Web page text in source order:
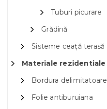
Tuburi picurare
Grădină
Sisteme ceață terasă
Materiale rezidentiale
Bordura delimitatoare
Folie antiburuiana